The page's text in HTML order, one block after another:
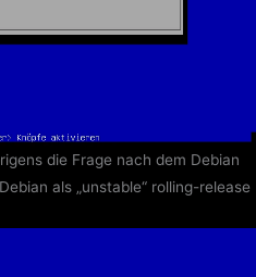
die Frage nach dem Debian
als „unstable“ rolling-release